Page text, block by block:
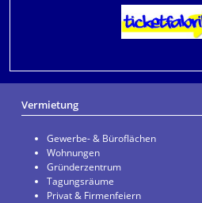
Vermietung
Gewerbe- & Büroflächen
Wohnungen
Gründerzentrum
Tagungsräume
Privat & Firmenfeiern